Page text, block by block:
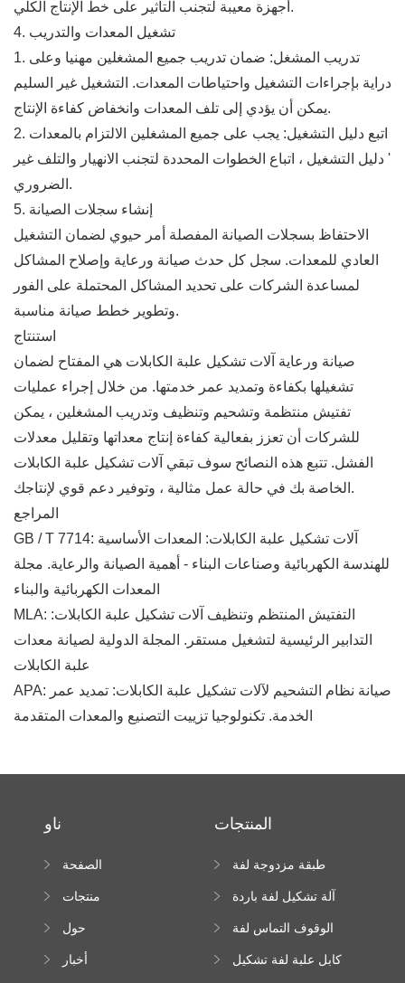
أجهزة معيبة لتجنب التأثير على خط الإنتاج الكلي.
4. تشغيل المعدات والتدريب
1. تدريب المشغل: ضمان تدريب جميع المشغلين مهنيا وعلى
دراية بإجراءات التشغيل واحتياطات المعدات. التشغيل غير السليم
يمكن أن يؤدي إلى تلف المعدات وانخفاض كفاءة الإنتاج.
2. اتبع دليل التشغيل: يجب على جميع المشغلين الالتزام بالمعدات
' دليل التشغيل ، اتباع الخطوات المحددة لتجنب الانهيار والتلف غير
الضروري.
5. إنشاء سجلات الصيانة
الاحتفاظ بسجلات الصيانة المفصلة أمر حيوي لضمان التشغيل
العادي للمعدات. سجل كل حدث صيانة ورعاية وإصلاح المشاكل
لمساعدة الشركات على تحديد المشاكل المحتملة على الفور
وتطوير خطط صيانة مناسبة.
استنتاج
صيانة ورعاية آلات تشكيل علبة الكابلات هي المفتاح لضمان
تشغيلها بكفاءة وتمديد عمر خدمتها. من خلال إجراء عمليات
تفتيش منتظمة وتشحيم وتنظيف وتدريب المشغلين ، يمكن
للشركات أن تعزز بفعالية كفاءة إنتاج معداتها وتقليل معدلات
الفشل. تتبع هذه النصائح سوف تبقي آلات تشكيل علبة الكابلات
الخاصة بك في حالة عمل مثالية ، وتوفير دعم قوي لإنتاجك.
المراجع
GB / T 7714: آلات تشكيل علبة الكابلات: المعدات الأساسية
للهندسة الكهربائية وصناعات البناء - أهمية الصيانة والرعاية. مجلة
المعدات الكهربائية والبناء
MLA: التفتيش المنتظم وتنظيف آلات تشكيل علبة الكابلات:
التدابير الرئيسية لتشغيل مستقر. المجلة الدولية لصيانة معدات
علبة الكابلات
APA: صيانة نظام التشحيم لآلات تشكيل علبة الكابلات: تمديد عمر
الخدمة. تكنولوجيا تزييت التصنيع والمعدات المتقدمة
ناو
الصفحة
منتجات
حول
أخبار
المنتجات
طبقة مزدوجة لفة
آلة تشكيل لفة باردة
الوقوف التماس لفة
كابل علبة لفة تشكيل